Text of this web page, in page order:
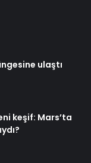
ulaştı
keşif: Mars’ta